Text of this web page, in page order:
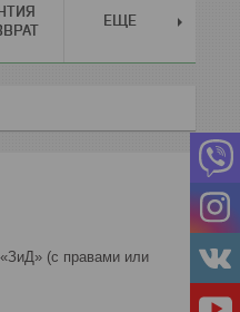
ЕЩЕ
(с правами или